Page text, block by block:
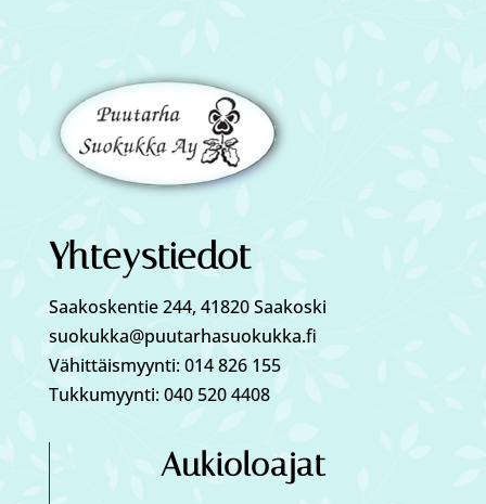
Yhteystiedot
Saakoskentie 244, 41820 Saakoski
suokukka@puutarhasuokukka.fi
Vähittäismyynti: 014 826 155
Tukkumyynti: 040 520 4408
Aukioloajat